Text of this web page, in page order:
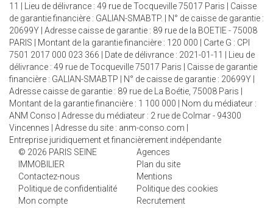
11 | Lieu de délivrance : 49 rue de Tocqueville 75017 Paris | Caisse
de garantie financière : GALIAN-SMABTP. | N° de caisse de garantie :
20699Y | Adresse caisse de garantie : 89 rue de la BOETIE - 75008
PARIS | Montant de la garantie financière : 120 000 | Carte G : CPI
7501 2017 000 023 366 | Date de délivrance : 2021-01-11 | Lieu de
délivrance : 49 rue de Tocqueville 75017 Paris | Caisse de garantie
financière : GALIAN-SMABTP | N° de caisse de garantie : 20699Y |
Adresse caisse de garantie : 89 rue de La Boétie, 75008 Paris |
Montant de la garantie financière : 1 100 000 | Nom du médiateur :
ANM Conso | Adresse du médiateur : 2 rue de Colmar - 94300
Vincennes | Adresse du site : anm-conso.com
Entreprise juridiquement et financièrement indépendante
© 2026 PARIS SEINE
IMMOBILIER
Agences
Plan du site
Contactez-nous
Mentions
Politique de confidentialité
Politique des cookies
Mon compte
Recrutement